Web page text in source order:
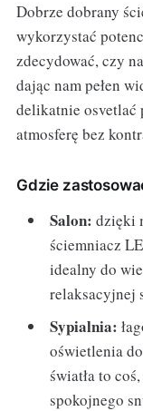
Dobrze dobrany
wykorzystać
zdecydować, czy
dając nam pełen
delikatnie osvetlać
atmosferę bez
Gdzie
Salon: dzięki
ściemniacz
idealny do
relaksacyjnej
Sypialnia:
oświetlenia
światła to
spokojnego